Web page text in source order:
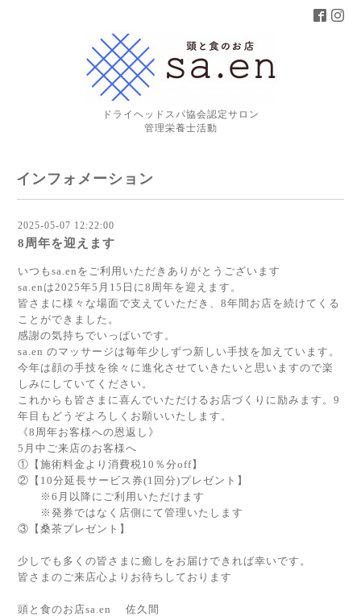
ドライヘッドスパ協会認定サロン
管理栄養士活動
インフォメーション
2025-05-07 12:22:00
8周年を迎えます
いつもsa.enをご利用いただきありがとうございます
sa.enは2025年5月15日に8周年を迎えます。
皆さまに様々な場面で支えていただき、8年間お店を続けてくる
ことができました。
感謝の気持ちでいっぱいです。
sa.en のマッサージは毎年少しずつ新しい手技を加えています。
今年は顔の手技を徐々に進化させていきたいと思いますので楽
しみにしていてください。
これからも皆さまに喜んでいただけるお店づくりに励みます。9
年目もどうぞよろしくお願いいたします。
《8周年お客様への恩返し》
5月中ご来店のお客様へ
①【施術料金より消費税10％分off】
②【10分延長サービス券(1回分)プレゼント】
※6月以降にご利用いただけます
※発券ではなく店側にて管理いたします
③【桑茶プレゼント】
少しでも多くの皆さまに癒しをお届けできれば幸いです。
皆さまのご来店心よりお待ちしております
頭と食のお店sa.en 佐久間